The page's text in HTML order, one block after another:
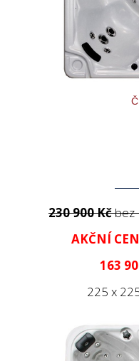
230 900 Kčbez
AKČNÍ
163
225 x